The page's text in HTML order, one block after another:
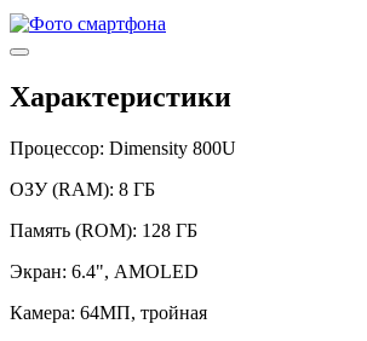
Характеристики
Процессор: Dimensity 800U
ОЗУ (RAM): 8 ГБ
Память (ROM): 128 ГБ
Экран: 6.4", AMOLED
Камера: 64МП, тройная